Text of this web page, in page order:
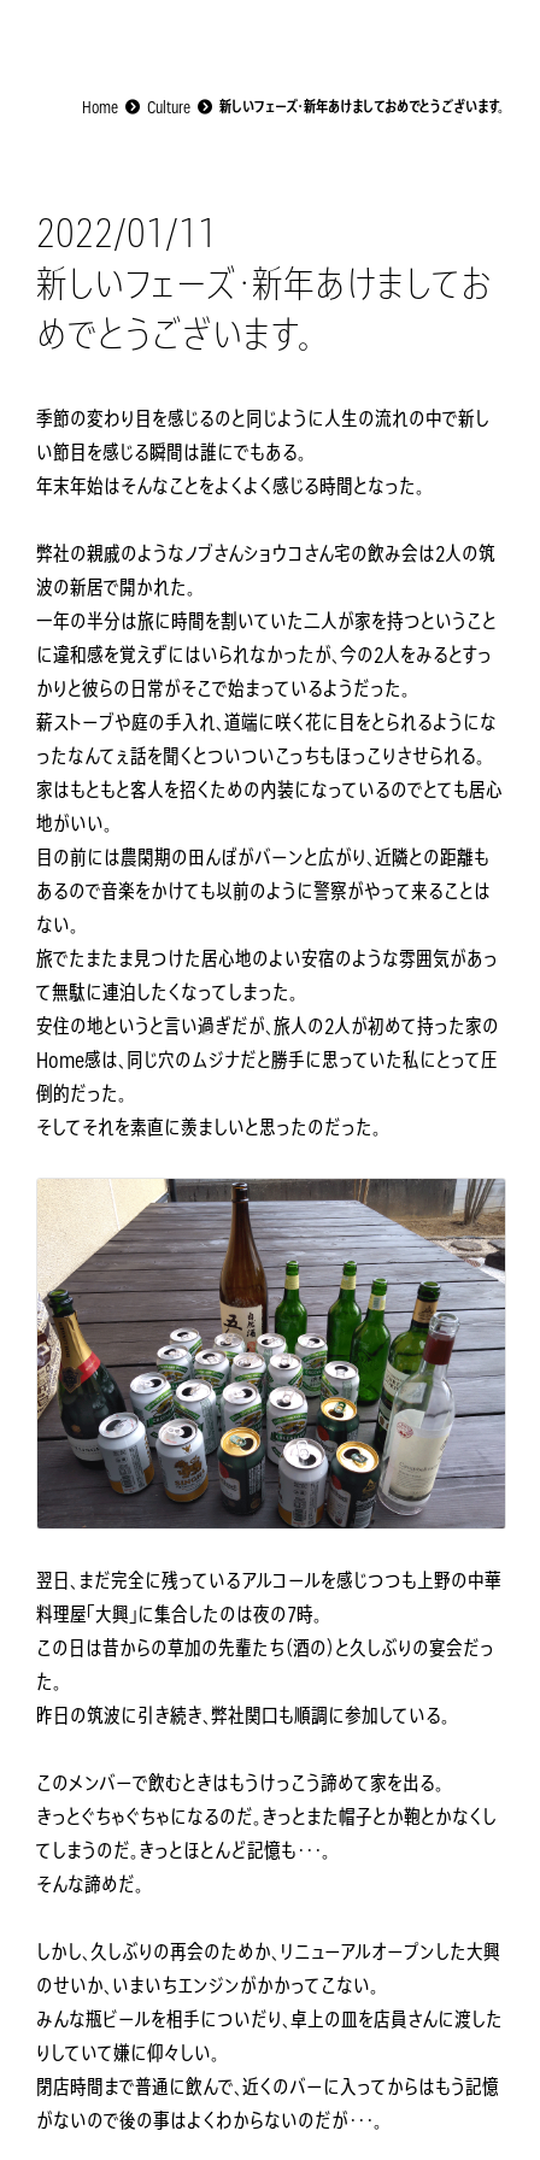
Home Culture 新しいフェーズ・新年あけましておめでとうございます。
2022/01/11
新しいフェーズ・新年あけましてお
めでとうございます。
季節の変わり目を感じるのと同じように人生の流れの中で新し
い節目を感じる瞬間は誰にでもある。
年末年始はそんなことをよくよく感じる時間となった。
弊社の親戚のようなノブさんショウコさん宅の飲み会は2人の筑
波の新居で開かれた。
一年の半分は旅に時間を割いていた二人が家を持つということ
に違和感を覚えずにはいられなかったが、今の2人をみるとすっ
かりと彼らの日常がそこで始まっているようだった。
薪ストーブや庭の手入れ、道端に咲く花に目をとられるようにな
ったなんてぇ話を聞くとついついこっちもほっこりさせられる。
家はもともと客人を招くための内装になっているのでとても居心
地がいい。
目の前には農閑期の田んぼがバーンと広がり、近隣との距離も
あるので音楽をかけても以前のように警察がやって来ることは
ない。
旅でたまたま見つけた居心地のよい安宿のような雰囲気があっ
て無駄に連泊したくなってしまった。
安住の地というと言い過ぎだが、旅人の2人が初めて持った家の
Home感は、同じ穴のムジナだと勝手に思っていた私にとって圧
倒的だった。
そしてそれを素直に羨ましいと思ったのだった。
翌日、まだ完全に残っているアルコールを感じつつも上野の中華
料理屋「大興」に集合したのは夜の7時。
この日は昔からの草加の先輩たち（酒の）と久しぶりの宴会だっ
た。
昨日の筑波に引き続き、弊社関口も順調に参加している。
このメンバーで飲むときはもうけっこう諦めて家を出る。
きっとぐちゃぐちゃになるのだ。きっとまた帽子とか鞄とかなくし
てしまうのだ。きっとほとんど記憶も・・・。
そんな諦めだ。
しかし、久しぶりの再会のためか、リニューアルオープンした大興
のせいか、いまいちエンジンがかかってこない。
みんな瓶ビールを相手についだり、卓上の皿を店員さんに渡した
りしていて嫌に仰々しい。
閉店時間まで普通に飲んで、近くのバーに入ってからはもう記憶
がないので後の事はよくわからないのだが・・・。